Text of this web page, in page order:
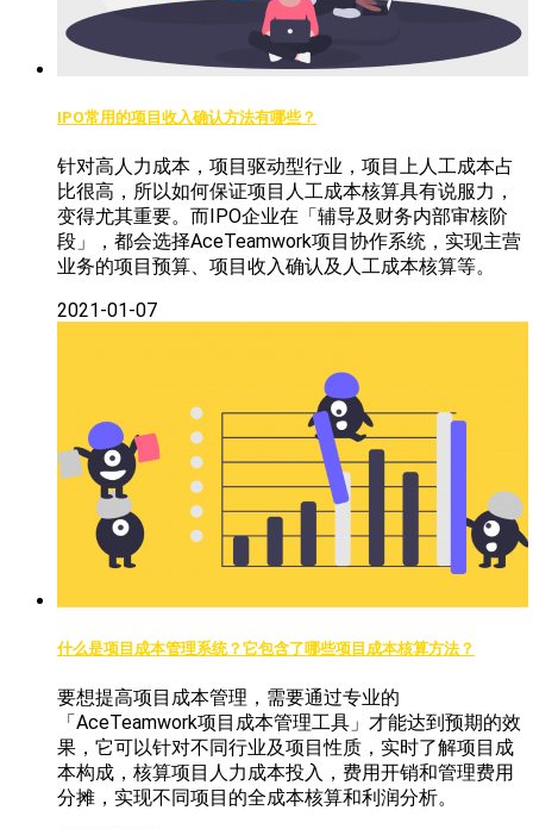
IPO常用的项目收入确认方法有哪些？
针对高人力成本，项目驱动型行业，项目上人工成本占
比很高，所以如何保证项目人工成本核算具有说服力，
变得尤其重要。而IPO企业在「辅导及财务内部审核阶
段」，都会选择AceTeamwork项目协作系统，实现主营
业务的项目预算、项目收入确认及人工成本核算等。
2021-01-07
什么是项目成本管理系统？它包含了哪些项目成本核算方法？
要想提高项目成本管理，需要通过专业的
「AceTeamwork项目成本管理工具」才能达到预期的效
果，它可以针对不同行业及项目性质，实时了解项目成
本构成，核算项目人力成本投入，费用开销和管理费用
分摊，实现不同项目的全成本核算和利润分析。